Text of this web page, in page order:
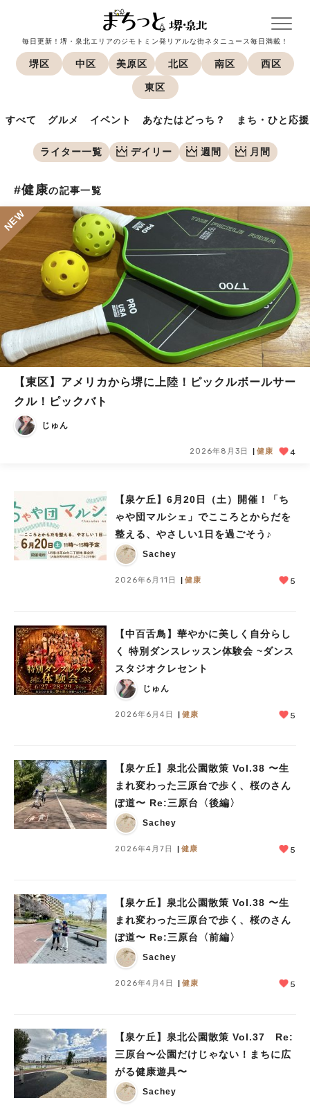
毎日更新！堺・泉北エリアのジモトミン発リアルな街ネタニュース毎日満載！
堺区 中区 美原区 北区 南区 西区
東区
すべて グルメ イベント あなたはどっち？ まち・ひと応援
ライター一覧 デイリー 週間 月間
#健康の記事一覧
【東区】アメリカから堺に上陸！ピックルボールサー
クル！ピックバト
じゅん
2026年8月3日 健康 4
【泉ケ丘】6月20日（土）開催！「ち
ゃや団マルシェ」でこころとからだを
整える、やさしい1日を過ごそう♪
Sachey
2026年6月11日 健康 5
【中百舌鳥】華やかに美しく自分らし
く 特別ダンスレッスン体験会 ~ダンス
スタジオクレセント
じゅん
2026年6月4日 健康 5
【泉ケ丘】泉北公園散策 Vol.38 〜生
まれ変わった三原台で歩く、桜のさん
ぽ道〜 Re:三原台〈後編〉
Sachey
2026年4月7日 健康 5
【泉ケ丘】泉北公園散策 Vol.38 〜生
まれ変わった三原台で歩く、桜のさん
ぽ道〜 Re:三原台〈前編〉
Sachey
2026年4月4日 健康 5
【泉ケ丘】泉北公園散策 Vol.37 Re:
三原台〜公園だけじゃない！まちに広
がる健康遊具〜
Sachey